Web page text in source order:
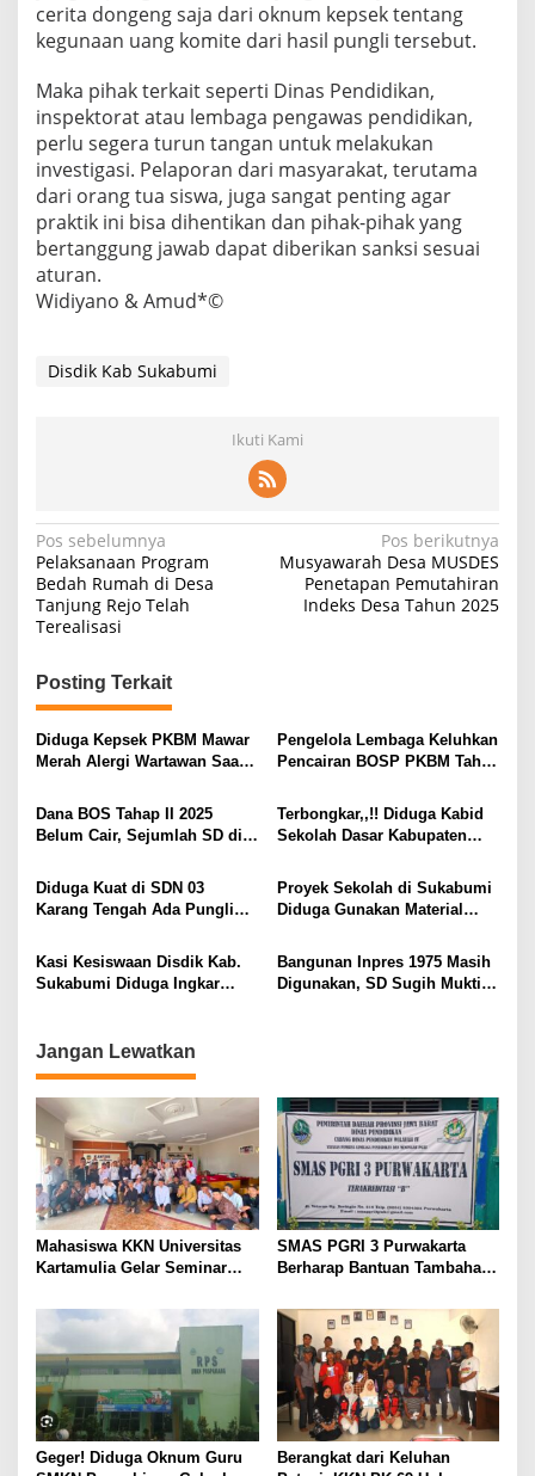
cerita dongeng saja dari oknum kepsek tentang
kegunaan uang komite dari hasil pungli tersebut.
Maka pihak terkait seperti Dinas Pendidikan,
inspektorat atau lembaga pengawas pendidikan,
perlu segera turun tangan untuk melakukan
investigasi. Pelaporan dari masyarakat, terutama
dari orang tua siswa, juga sangat penting agar
praktik ini bisa dihentikan dan pihak-pihak yang
bertanggung jawab dapat diberikan sanksi sesuai
aturan.
Widiyano & Amud*©
Disdik Kab Sukabumi
Ikuti Kami
Navigasi
pos
Pos sebelumnya
Pelaksanaan Program
Bedah Rumah di Desa
Tanjung Rejo Telah
Terealisasi
Pos berikutnya
Musyawarah Desa MUSDES
Penetapan Pemutahiran
Indeks Desa Tahun 2025
Posting Terkait
Diduga Kepsek PKBM Mawar
Merah Alergi Wartawan Saat
BOP Kesetaraan
Pengelola Lembaga Keluhkan
Pencairan BOSP PKBM Tahap
Dana BOS Tahap II 2025
Belum Cair, Sejumlah SD di
Terbongkar,,!! Diduga Kabid
Sekolah Dasar Kabupaten
Dari Setiap Kepsek SD yang
bermasalah !!!
Diduga Kuat di SDN 03
Karang Tengah Ada Pungli
Proyek Sekolah di Sukabumi
Diduga Gunakan Material
Bertanggung Jawab
Kasi Kesiswaan Disdik Kab.
Sukabumi Diduga Ingkar
Bangunan Inpres 1975 Masih
Digunakan, SD Sugih Mukti
Jangan Lewatkan
Mahasiswa KKN Universitas
Kartamulia Gelar Seminar
Sadar Hukum” di Desa
Sukamulya
SMAS PGRI 3 Purwakarta
Berharap Bantuan Tambahan
Rp 818 Juta Dinilai Belum
Mencukupi
Geger! Diduga Oknum Guru
Berangkat dari Keluhan